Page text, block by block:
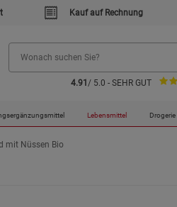
Kauf auf Rechnung
4.91 / 5.0 - SEHR GUT
Lebensmittel Drogerie
mit Nüssen Bio